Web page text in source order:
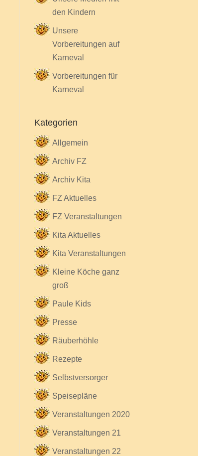
den Kindern
Unsere
Vorbereitungen auf
Karneval
Vorbereitungen für
Karneval
Kategorien
Allgemein
Archiv FZ
Archiv Kita
FZ Aktuelles
FZ Veranstaltungen
Kita Aktuelles
Kita Veranstaltungen
Kleine Köche ganz
groß
Paule Kids
Presse
Räuberhöhle
Rezepte
Selbstversorger
Speisepläne
Veranstaltungen 2020
Veranstaltungen 21
Veranstaltungen 22